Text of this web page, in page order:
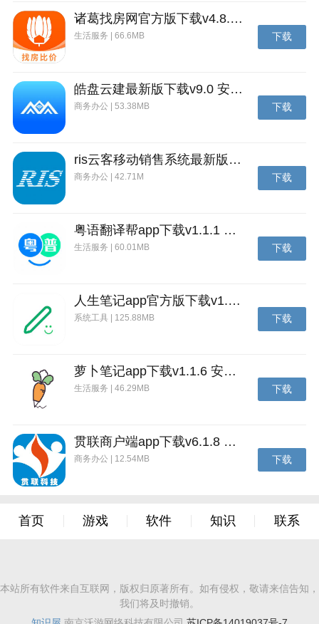
敌人，敌人放技能时也需要移动躲避。消除分为单消，
双消以及三消三种，消除的方块越多，技能所得到的收
益也就越大，这是在普通情况下，有些怪物是需要根据
消，所以也就是三消的收益是最大的。
诸葛找房网官方版下载v4.8.1.1 安卓最新版
生活服务 | 66.6MB 下载
皓盘云建最新版下载v9.0 安卓版
商务办公 | 53.38MB 下载
ris云客移动销售系统最新版下载v1.1.25 安卓手机版
商务办公 | 42.71M 下载
粤语翻译帮app下载v1.1.1 安卓版
生活服务 | 60.01MB 下载
人生笔记app官方版下载v1.19.4 安卓版
系统工具 | 125.88MB 下载
萝卜笔记app下载v1.1.6 安卓版
生活服务 | 46.29MB 下载
贯联商户端app下载v6.1.8 安卓版
商务办公 | 12.54MB 下载
首页 游戏 软件 知识 联系
本站所有软件来自互联网，版权归原著所有。如有侵权，敬请来信告知，
我们将及时撤销。